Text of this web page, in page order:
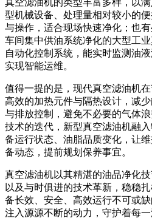
型机械设备、处理量相对较小的
与操作，适合现场快速净化；也
车间集中供油系统净化的大型工
自动化控制系统，能实时监测油
实现智能运维。
值得一提的是，现代真空滤油机
高效的加热元件与隔热设计，减
与排放控制，避免不必要的气体
技术的迭代，新型真空滤油机融
备运行状态、油脂品质变化，让
备动态，提前规划保养事宜。
真空滤油机以其精湛的油品净化
以及与时俱进的技术革新，稳稳
备长效、安全、高效运行不可或
注入源源不断的动力，守护着每一